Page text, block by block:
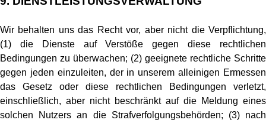
Wir behalten uns das Recht vor, aber nicht die Verpflichtung,
(1) die Dienste auf Verstöße gegen diese rechtlichen
Bedingungen zu überwachen; (2) geeignete rechtliche Schritte
gegen jeden einzuleiten, der in unserem alleinigen Ermessen
das Gesetz oder diese rechtlichen Bedingungen verletzt,
einschließlich, aber nicht beschränkt auf die Meldung eines
solchen Nutzers an die Strafverfolgungsbehörden; (3) nach